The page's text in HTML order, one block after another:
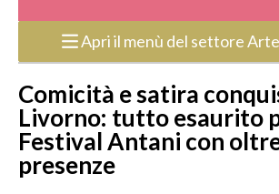
Apri il menù del settore
Comicità e satira
Livorno: tutto esaurito
Festival Antani con
presenze